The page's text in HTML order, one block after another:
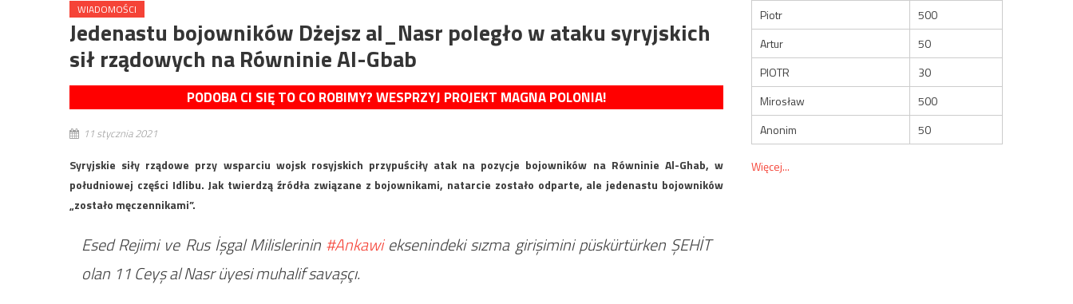
WIADOMOŚCI
Jedenastu bojowników Dżejsz al_Nasr poległo w ataku syryjskich
sił rządowych na Równinie Al-Gbab
PODOBA CI SIĘ TO CO ROBIMY? WESPRZYJ PROJEKT MAGNA POLONIA!
11 stycznia 2021
Syryjskie siły rządowe przy wsparciu wojsk rosyjskich przypuściły atak na pozycje bojowników na Równinie Al-Ghab, w
południowej części Idlibu. Jak twierdzą źródła związane z bojownikami, natarcie zostało odparte, ale jedenastu bojowników
„zostało męczennikami”.
Esed Rejimi ve Rus İşgal Milislerinin #Ankawieksenindeki sızma girişimini püskürtürken ŞEHİT
olan 11 Ceyş al Nasr üyesi muhalif savaşçı.
Piotr
500
Artur
50
PIOTR
30
Mirosław
500
Anonim
50
Więcej...